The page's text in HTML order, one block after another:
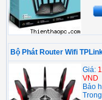
Bộ Phát Router Wifi
Giá:
VND
Bảo